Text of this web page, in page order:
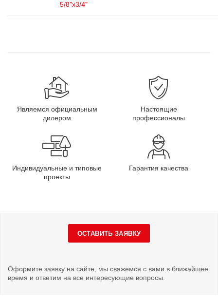
5/8"x3/4"
Являемся официальным
дилером
Настоящие
профессионалы
Индивидуальные и типовые
проекты
Гарантия качества
ОСТАВИТЬ ЗАЯВКУ
Оформите заявку на сайте, мы свяжемся с вами в ближайшее
время и ответим на все интересующие вопросы.